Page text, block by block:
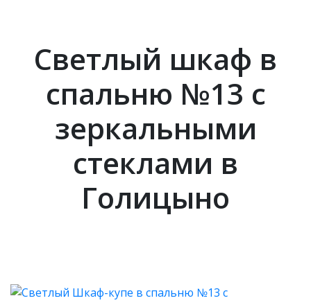
Светлый шкаф в
спальню №13 с
зеркальными
стеклами в
Голицыно